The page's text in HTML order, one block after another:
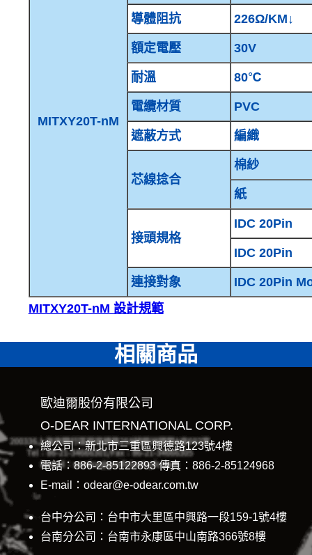
MITXY20T-nM
導體阻抗 226Ω/KM↓
額定電壓 30V
耐溫 80℃
電纜材質 PVC
遮蔽方式 編織
芯線捻合
棉紗
紙
接頭規格
IDC 20Pin
IDC 20Pin
連接對象
IDC 20Pin
MITXY20T-nM 設計規範
相關商品
歐迪爾股份有限公司
O-DEAR INTERNATIONAL CORP.
總公司：新北市三重區興德路123號4樓
電話：886-2-85122893 傳真：886-2-85124968
E-mail：odear@e-odear.com.tw
台中分公司：台中市大里區中興路一段159-1號4樓
台南分公司：台南市永康區中山南路366號8樓